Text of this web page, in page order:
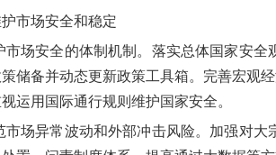
护市场安全和稳定
市场安全的体制机制。落实总体国家安
储备并动态更新政策工具箱。完善宏观
运用国际通行规则维护国家安全。
市场异常波动和外部冲击风险。加强对